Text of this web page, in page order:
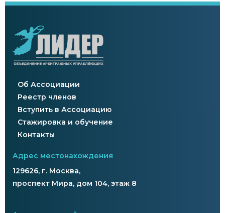
Об Ассоциации
Реестр членов
Вступить в Ассоциацию
Стажировка и обучение
Контакты
Адрес местонахождения
129626, г. Москва,
проспект Мира, дом 104, этаж 8